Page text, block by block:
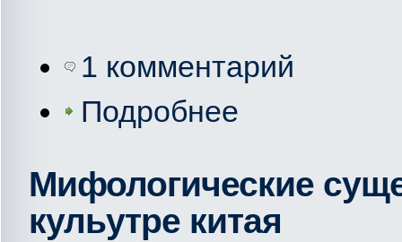
1 комментарий
Подробнее
Мифологические
кульутре китая